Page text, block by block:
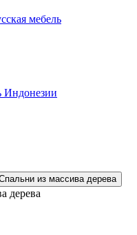
мебель
Индонезии
из массива дерева